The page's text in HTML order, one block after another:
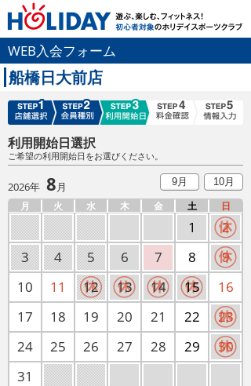
WEB入会フォーム
船橋日大前店
利用開始日選択
ご希望の利用開始日をお選びください。
2026年 8月 9月 10月
月 火 水 木 金 土 日
1
2
3
4 5 6 7 8
9
10
11 12 13 14 15
16
17
18 19 20 21 22
23
24
25 26 27 28 29
30
31